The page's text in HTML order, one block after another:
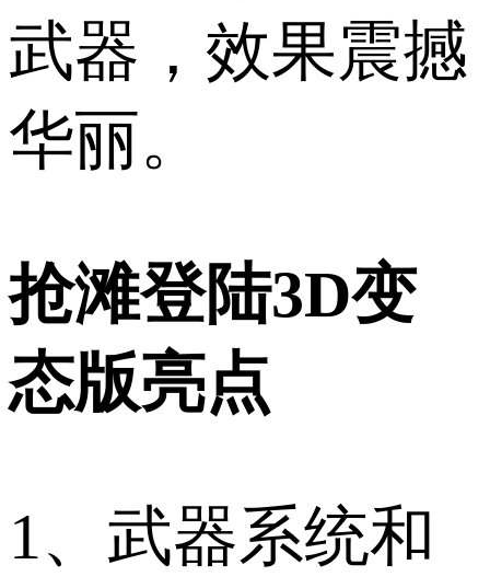
武器，效果震撼
华丽。
抢滩登陆3D变
态版亮点
1、武器系统和